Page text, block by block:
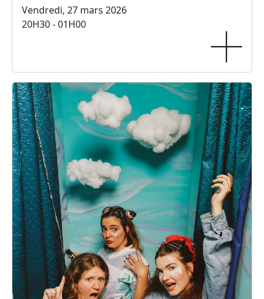
Vendredi, 27 mars 2026
20H30 - 01H00